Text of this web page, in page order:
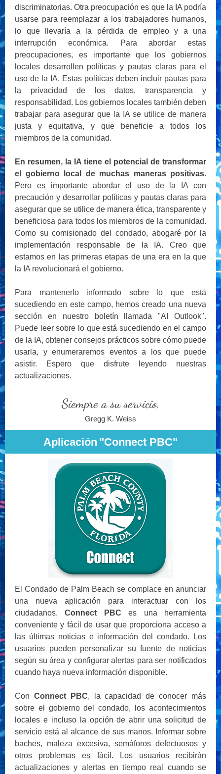
discriminatorias. Otra preocupación es que la IA podría
usarse para reemplazar a los trabajadores humanos,
lo que llevaría a la pérdida de empleo y a una
interrupción económica. Para abordar estas
preocupaciones, es importante que los gobiernos
locales desarrollen políticas y pautas claras para el
uso de la IA. Estas políticas deben incluir pautas para
la privacidad de los datos, transparencia y
responsabilidad. Los gobiernos locales también deben
trabajar para asegurar que la IA se utilice de manera
justa y equitativa, y que beneficie a todos los
miembros de la comunidad.
En resumen, la IA tiene el potencial de transformar
el gobierno local de muchas maneras positivas.
Pero es importante abordar el uso de la IA con
precaución y desarrollar políticas y pautas claras para
asegurar que se utilice de manera ética, transparente y
beneficiosa para todos los miembros de la comunidad.
Como su comisionado del condado, abogaré por la
implementación responsable de la IA. Creo que
estamos en las primeras etapas de una era en la que
la IA revolucionará el gobierno.
Para mantenerlo informado sobre lo que está
sucediendo en este campo, hemos creado una nueva
sección en nuestro boletín llamada "AI Outlook".
Puede leer sobre lo que está sucediendo en el campo
de la IA, obtener consejos prácticos sobre cómo puede
usarla, y enumeraremos eventos a los que puede
asistir. Espero que disfrute leyendo nuestras
actualizaciones.
Siempre a su servicio,
Gregg K. Weiss
Aplicación "Connect PBC"
El Condado de Palm Beach se complace en anunciar
una nueva aplicación para interactuar con los
ciudadanos. Connect PBCes una herramienta
conveniente y fácil de usar que proporciona acceso a
las últimas noticias e información del condado. Los
usuarios pueden personalizar su fuente de noticias
según su área y configurar alertas para ser notificados
cuando haya nueva información disponible.
Con Connect PBC, la capacidad de conocer más
sobre el gobierno del condado, los acontecimientos
locales e incluso la opción de abrir una solicitud de
servicio está al alcance de sus manos. Informar sobre
baches, maleza excesiva, semáforos defectuosos y
otros problemas es fácil. Los usuarios recibirán
actualizaciones y alertas en tiempo real cuando se